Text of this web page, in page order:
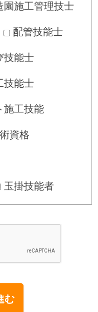
施工管理技士
配管技能士
能士
技能士
工技能
資格
玉掛技能者